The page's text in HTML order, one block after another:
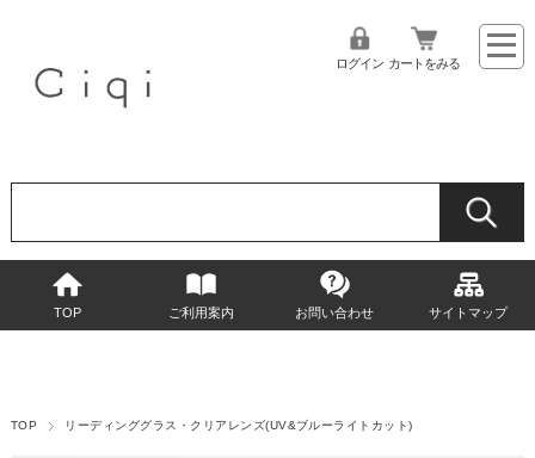
ログイン カートをみる
TOP ご利用案内 お問い合わせ サイトマップ
TOP リーディンググラス・クリアレンズ(UV&ブルーライトカット)